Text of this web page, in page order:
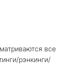
все
рэнкинги/